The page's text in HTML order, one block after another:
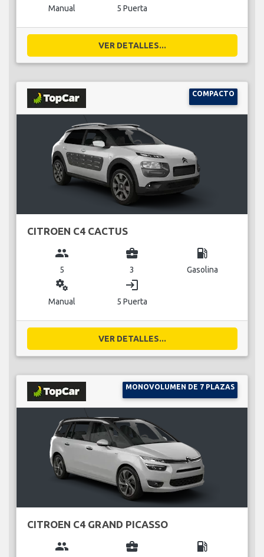
Manual 5 Puerta
VER DETALLES...
COMPACTO
CITROEN C4 CACTUS
group
5
business_center
3
local_gas_station
Gasolina
miscellaneous_services
Manual
login
5 Puerta
VER DETALLES...
MONOVOLUMEN DE 7 PLAZAS
CITROEN C4 GRAND PICASSO
group business_center local_gas_station